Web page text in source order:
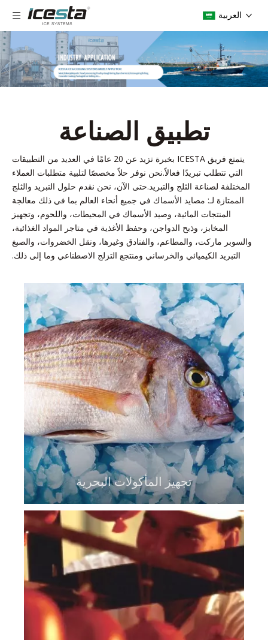
العربية
تطبيق الصناعة
يتمتع فريق ICESTA بخبرة تزيد عن 20 عامًا في العديد من التطبيقات
التي تتطلب تبريدًا فعالاً.نحن نوفر حلاً مخصصًا لتلبية متطلبات العملاء
المختلفة لصناعة الثلج والتبريد.حتى الآن، نحن نقدم حلول التبريد والثلج
الممتازة لـ: مصايد الأسماك في جميع أنحاء العالم بما في ذلك معالجة
المنتجات المائية، وصيد الأسماك في المحيطات، واللحوم، وتجهيز
المخابز، وذبح الدواجن، وحفظ الأغذية في متاجر المواد الغذائية،
والسوبر ماركت، والمطاعم، والفنادق وغيرها، ونقل الخضروات، والصبغ
التبريد الكيميائي والخرساني ومنتجع التزلج الاصطناعي وما إلى ذلك.
تجهيز المأكولات البحرية